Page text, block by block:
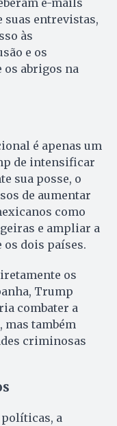
e-mails
suas entrevistas,
às
e os
abrigos na
é apenas um
de intensificar
sua posse, o
de aumentar
como
e ampliar a
dois países.
os
Trump
combater a
também
criminosas
políticas, a